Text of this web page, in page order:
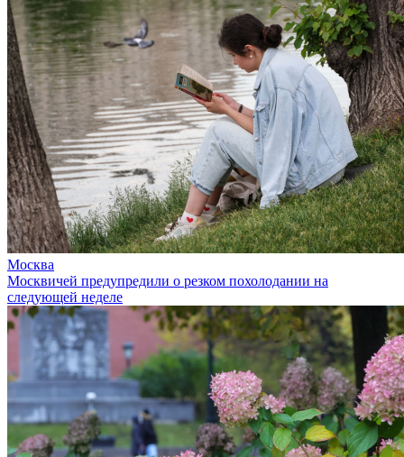
Москва
Москвичей предупредили о резком похолодании на
следующей неделе